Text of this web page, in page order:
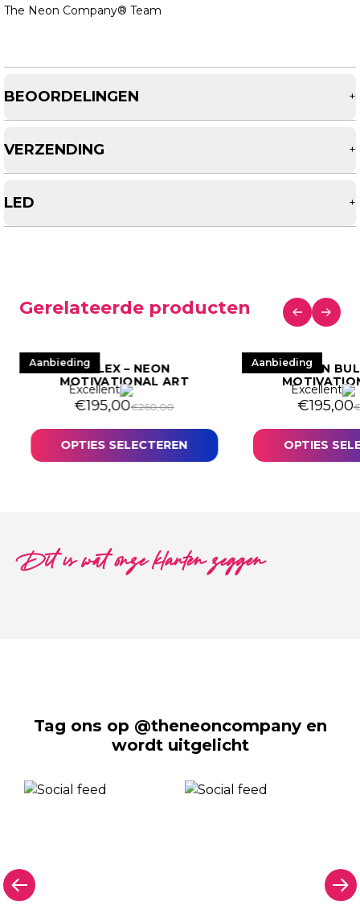
The Neon Company® Team
BEOORDELINGEN +
VERZENDING +
LED +
Gerelateerde producten
AanbiedingROLEX – NEON
MOTIVATIONAL ART
Excellent
€195,00€260,00
OPTIES SELECTEREN
Aanbieding
BITCOIN
Excellent
€195,00
OPTIES
Dit is wat onze klanten zeggen
Tag ons op @theneoncompany en
wordt uitgelicht